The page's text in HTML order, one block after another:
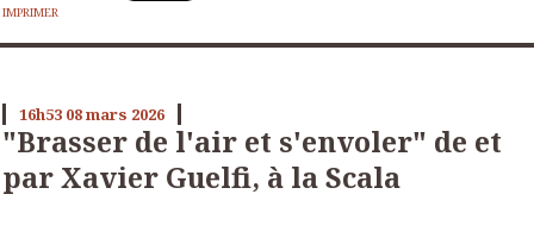
IMPRIMER
16h53 08mars 2026
"Brasser de l'air et s'envoler" de et
par Xavier Guelfi, à la Scala